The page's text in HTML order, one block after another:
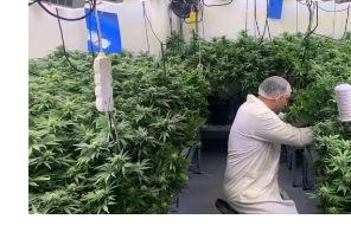
VÝZDOBU.
NEMOCNÝM
MÁ
PŘINÉST
NADĚJI